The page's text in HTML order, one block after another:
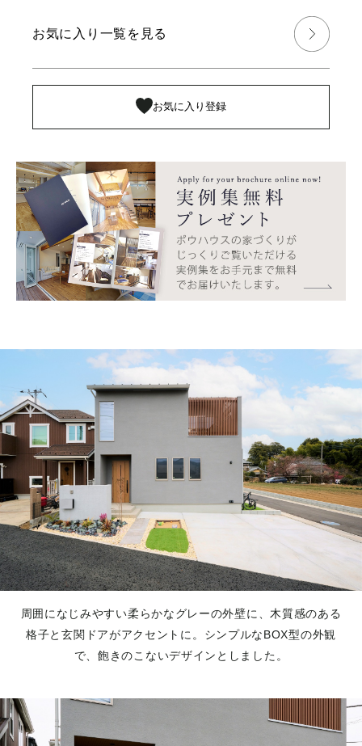
お気に入り登録
お気に入り一覧を見る
周囲になじみやすい柔らかなグレーの外壁に、木質感のある
格子と玄関ドアがアクセントに。シンプルなBOX型の外観
で、飽きのこないデザインとしました。